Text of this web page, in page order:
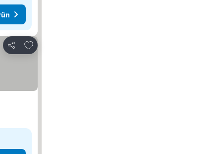
Paylaş
Favorilerime ekle